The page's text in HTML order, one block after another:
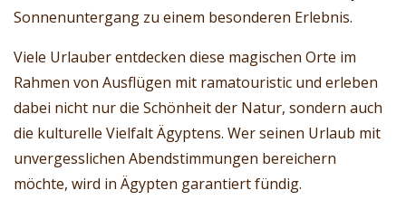
Sonnenuntergang zu einem besonderen Erlebnis.
Viele Urlauber entdecken diese magischen Orte im
Rahmen von Ausflügen mit ramatouristic und erleben
dabei nicht nur die Schönheit der Natur, sondern auch
die kulturelle Vielfalt Ägyptens. Wer seinen Urlaub mit
unvergesslichen Abendstimmungen bereichern
möchte, wird in Ägypten garantiert fündig.